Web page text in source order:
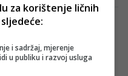
u svijetu fudbala: 55
za korištenje ličnih
i sadržaj, mjerenje
u publiku i razvoj usluga